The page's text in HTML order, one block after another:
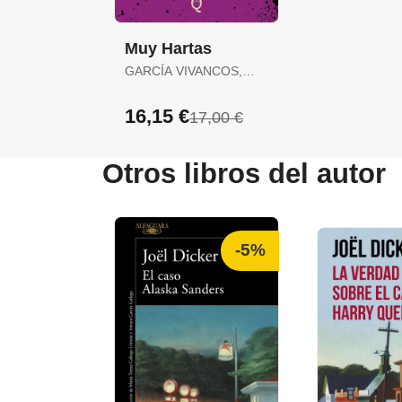
Muy Hartas
GARCÍA VIVANCOS,
17,00 €
16,15 €
Otros libros del autor
-5%